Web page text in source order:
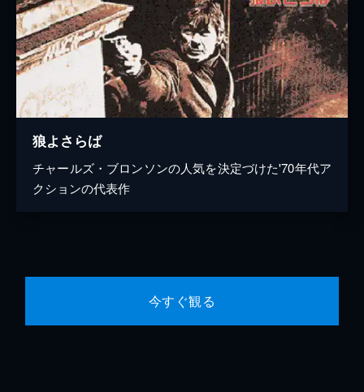
狼よさらば
チャールズ・ブロンソンの人気を決定づけた'70年代ア
クションの代表作
今すぐ観る